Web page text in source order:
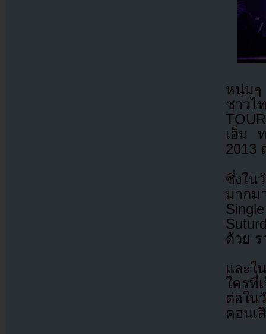
หนุ่มๆ
ชาวไ
เอ็ม
2013
ซึ่งใ
มากม
ด้วย
และใ
ใครที่
ต่อใ
คอนเ